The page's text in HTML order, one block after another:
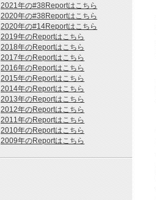
2021年の#38Reportはこちら
2020年の#38Reportはこちら
2020年の#14Reportはこちら
2019年のReportはこちら
2018年のReportはこちら
2017年のReportはこちら
2016年のReportはこちら
2015年のReportはこちら
2014年のReportはこちら
2013年のReportはこちら
2012年のReportはこちら
2011年のReportはこちら
2010年のReportはこちら
2009年のReportはこちら